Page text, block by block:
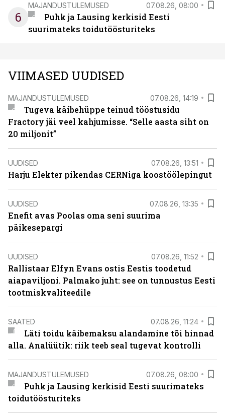
6
MAJANDUSTULEMUSED 07.08.26, 08:00
Puhk ja Lausing kerkisid Eesti
suurimateks toidutöösturiteks
VIIMASED UUDISED
MAJANDUSTULEMUSED 07.08.26, 14:19
Tugeva käibehüppe teinud tööstusidu
Fractory jäi veel kahjumisse. “Selle aasta siht on
20 miljonit”
UUDISED 07.08.26, 13:51
Harju Elekter pikendas CERNiga koostöölepingut
UUDISED 07.08.26, 13:35
Enefit avas Poolas oma seni suurima
päikesepargi
UUDISED 07.08.26, 11:52
Rallistaar Elfyn Evans ostis Eestis toodetud
aiapaviljoni. Palmako juht: see on tunnustus Eesti
tootmiskvaliteedile
SAATED 07.08.26, 11:24
Läti toidu käibemaksu alandamine tõi hinnad
alla. Analüütik: riik teeb seal tugevat kontrolli
MAJANDUSTULEMUSED 07.08.26, 08:00
Puhk ja Lausing kerkisid Eesti suurimateks
toidutöösturiteks